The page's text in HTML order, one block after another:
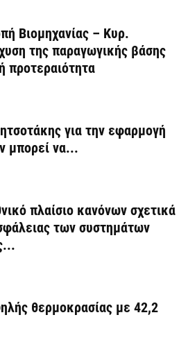
Βιομηχανίας – Κυρ.
της παραγωγικής βάσης
προτεραιότητα
για την εφαρμογή
μπορεί να...
πλαίσιο κανόνων σχετικά
των συστημάτων
θερμοκρασίας με 42,2